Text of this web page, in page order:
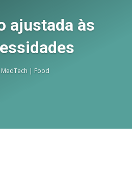
ajustada às
| Food